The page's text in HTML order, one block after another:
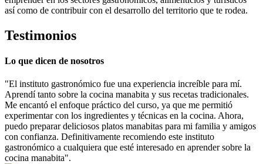
así como de contribuir con el desarrollo del territorio que te rodea.
Testimonios
Lo que dicen de nosotros
"El instituto gastronómico fue una experiencia increíble para mí.
Aprendí tanto sobre la cocina manabita y sus recetas tradicionales.
Me encantó el enfoque práctico del curso, ya que me permitió
experimentar con los ingredientes y técnicas en la cocina. Ahora,
puedo preparar deliciosos platos manabitas para mi familia y amigos
con confianza. Definitivamente recomiendo este instituto
gastronómico a cualquiera que esté interesado en aprender sobre la
cocina manabita".